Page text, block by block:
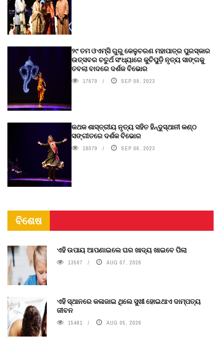
୨୯ ତମ ଓଏମ୍‌ସି ଗୁରୁ କେଳୁଚରଣ ମହାପାତ୍ର ପୁରସ୍କାର
ଉତ୍ସବର ଚତୁର୍ଥ ସଂଧ୍ୟାରେ କୁଚିପୁଡ଼ି ନୃତ୍ୟ ସାଙ୍ଗକୁ
ତବଲା ବାଦରେ ଦର୍ଶକ ବିଭୋର
17679 SEP 09, 2023
କଥକ ଶାସ୍ତ୍ରୀୟ ନୃତ୍ୟ ସହିତ ହିନ୍ଦୁସ୍ଥାନୀ କଣ୍ଠ
ସଙ୍ଗୀତରେ ଦର୍ଶକ ବିଭୋର
18079 SEP 06, 2023
ବିଶେଷ
ଏହି ଉପାୟ ଆପଣାଇଲେ ଘର ଖାଦ୍ୟ ଖାଇବେ ପିଲା
13597 AUG 07, 2026
ଏହି ସ୍ଥାନରେ କଳାଜାଇ ଥିଲେ ସୁଖୀ ହୋଇଥାଏ ଦାମ୍ପତ୍ୟ
ଜୀବନ
15481 AUG 05, 2026